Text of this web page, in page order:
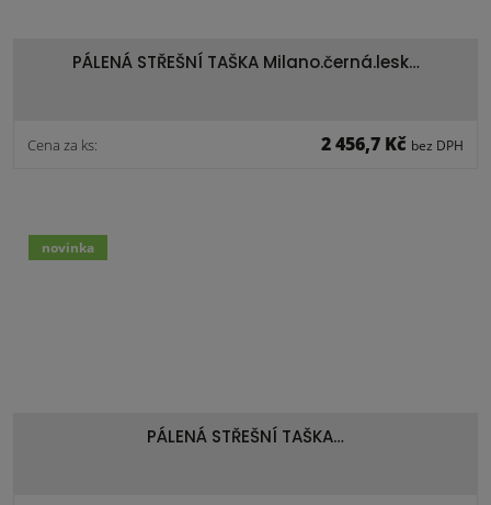
PÁLENÁ STŘEŠNÍ TAŠKA Milano.černá.lesk…
Cena za ks: 2 456,7 Kč bez DPH
PÁLENÁ STŘEŠNÍ TAŠKA…
novinka